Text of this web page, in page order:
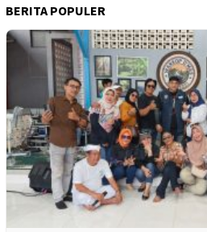
BERITA POPULER